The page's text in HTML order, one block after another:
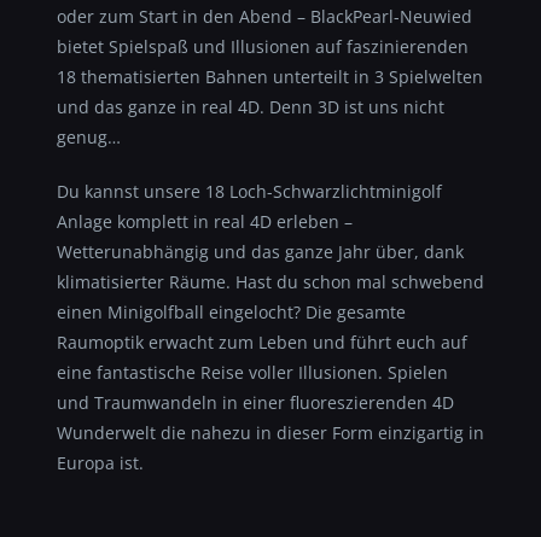
oder zum Start in den Abend – BlackPearl-Neuwied
bietet Spielspaß und Illusionen auf faszinierenden
18 thematisierten Bahnen unterteilt in 3 Spielwelten
und das ganze in real 4D. Denn 3D ist uns nicht
genug…
Du kannst unsere 18 Loch-Schwarzlichtminigolf
Anlage komplett in real 4D erleben –
Wetterunabhängig und das ganze Jahr über, dank
klimatisierter Räume. Hast du schon mal schwebend
einen Minigolfball eingelocht? Die gesamte
Raumoptik erwacht zum Leben und führt euch auf
eine fantastische Reise voller Illusionen. Spielen
und Traumwandeln in einer fluoreszierenden 4D
Wunderwelt die nahezu in dieser Form einzigartig in
Europa ist.